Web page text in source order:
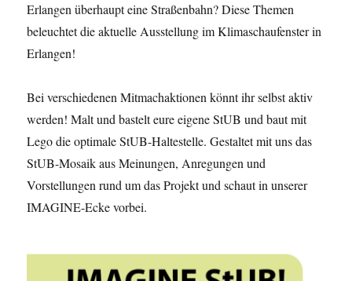
Erlangen überhaupt eine Straßenbahn? Diese Themen
beleuchtet die aktuelle Ausstellung im Klimaschaufenster in
Erlangen!
Bei verschiedenen Mitmachaktionen könnt ihr selbst aktiv
werden! Malt und bastelt eure eigene StUB und baut mit
Lego die optimale StUB-Haltestelle. Gestaltet mit uns das
StUB-Mosaik aus Meinungen, Anregungen und
Vorstellungen rund um das Projekt und schaut in unserer
IMAGINE-Ecke vorbei.